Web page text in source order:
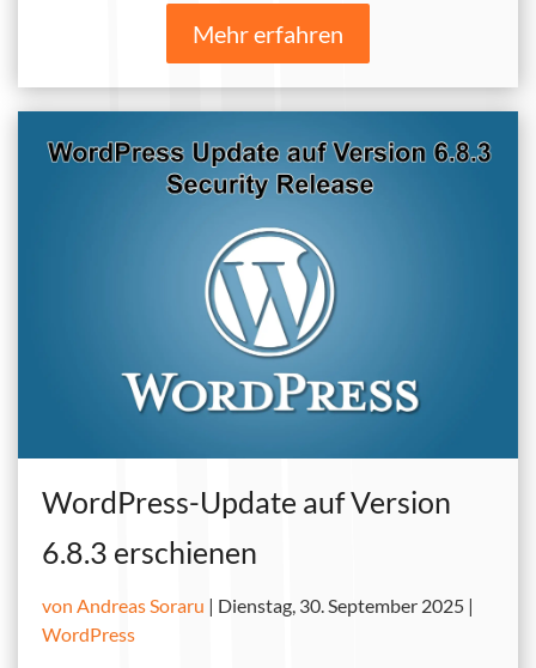
Mehr erfahren
WordPress-Update auf Version
6.8.3 erschienen
von Andreas Soraru | Dienstag, 30. September 2025 |
WordPress